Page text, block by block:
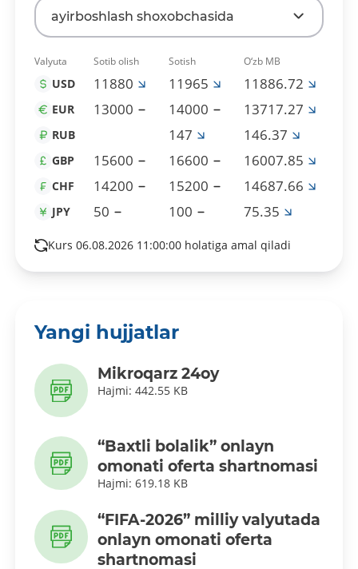
ayirboshlash shoxobchasida
Valyuta Sotib olish Sotish O‘zb MB
USD 11880 11965 11886.72
EUR 13000 14000 13717.27
RUB 147 146.37
GBP 15600 16600 16007.85
CHF 14200 15200 14687.66
JPY 50 100 75.35
Kurs 06.08.2026 11:00:00 holatiga amal qiladi
Yangi hujjatlar
Mikroqarz 24oy
Hajmi: 442.55 KB
“Baxtli bolalik” onlayn
omonati oferta shartnomasi
Hajmi: 619.18 KB
“FIFA-2026” milliy valyutada
onlayn omonati oferta
shartnomasi